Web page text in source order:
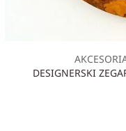
DESIGNERSKI